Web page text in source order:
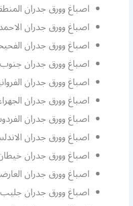
اصباغ وورق جدران
اصباغ وورق جدران
اصباغ وورق جدران
اصباغ وورق جدران
اصباغ وورق جدران
اصباغ وورق جدران
اصباغ وورق جدران
اصباغ وورق جدران
اصباغ وورق جدران
اصباغ وورق جدران
اصباغ وورق جدران